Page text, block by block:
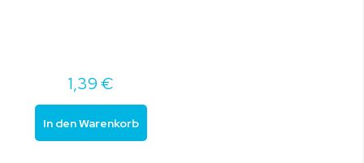
1,39 €
In den Warenkorb